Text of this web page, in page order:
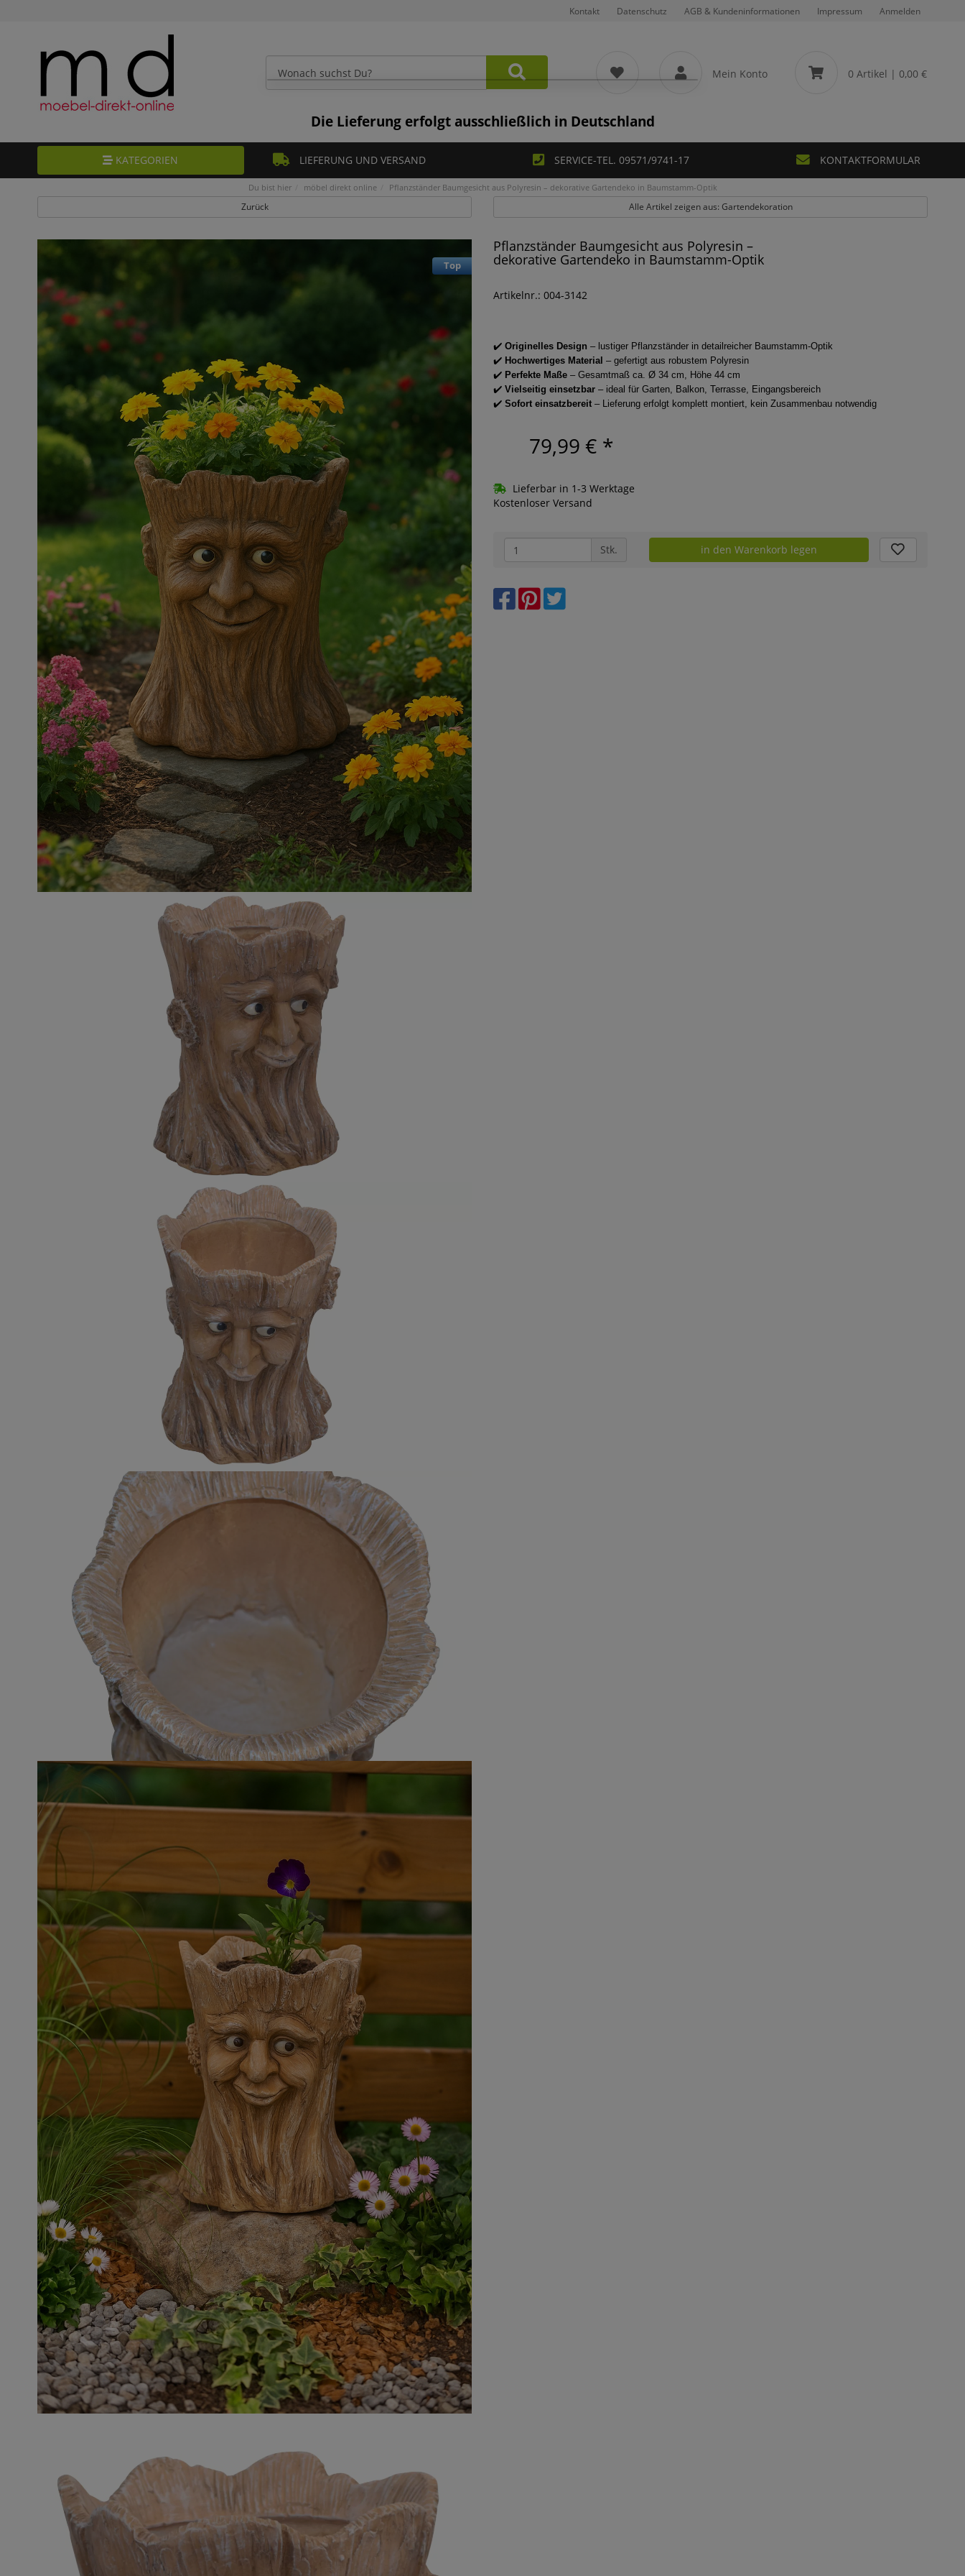
Kontakt Datenschutz AGB & Kundeninformationen Impressum Anmelden
Mein Konto 0 Artikel | 0,00 €
Die Lieferung erfolgt ausschließlich in Deutschland
KATEGORIEN LIEFERUNG UND VERSAND SERVICE-TEL. 09571/9741-17 KONTAKTFORMULAR
Du bist hier möbel direkt online Pflanzständer Baumgesicht aus Polyresin – dekorative Gartendeko in Baumstamm-Optik
Zurück Alle Artikel zeigen aus: Gartendekoration
Top
Pflanzständer Baumgesicht aus Polyresin –
dekorative Gartendeko in Baumstamm-Optik
Artikelnr.: 004-3142
✔️ Originelles Design – lustiger Pflanzständer in detailreicher Baumstamm-Optik
✔️ Hochwertiges Material – gefertigt aus robustem Polyresin
✔️ Perfekte Maße – Gesamtmaß ca. Ø 34 cm, Höhe 44 cm
✔️ Vielseitig einsetzbar – ideal für Garten, Balkon, Terrasse, Eingangsbereich
✔️ Sofort einsatzbereit – Lieferung erfolgt komplett montiert, kein Zusammenbau notwendig
79,99 € *
Lieferbar in 1-3 Werktage
Kostenloser Versand
Stk. in den Warenkorb legen